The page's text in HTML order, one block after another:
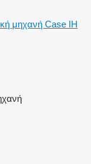
μηχανή Case IH